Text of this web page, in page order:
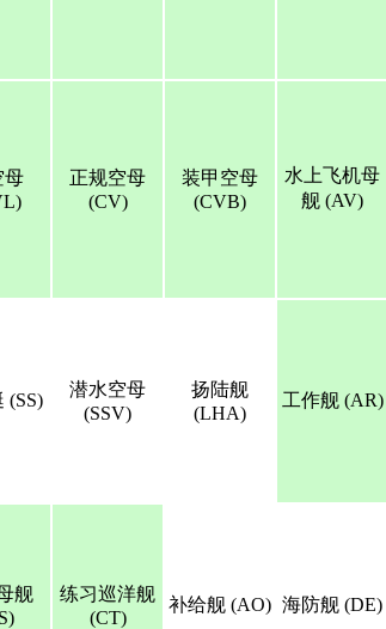
母
正规空母
(CV)
装甲空母
(CVB)
水上飞机母
舰 (AV)
(SS)
潜水空母
(SSV)
扬陆舰
(LHA)
工作舰 (AR)
舰
练习巡洋舰
(CT)
补给舰 (AO) 海防舰 (DE)